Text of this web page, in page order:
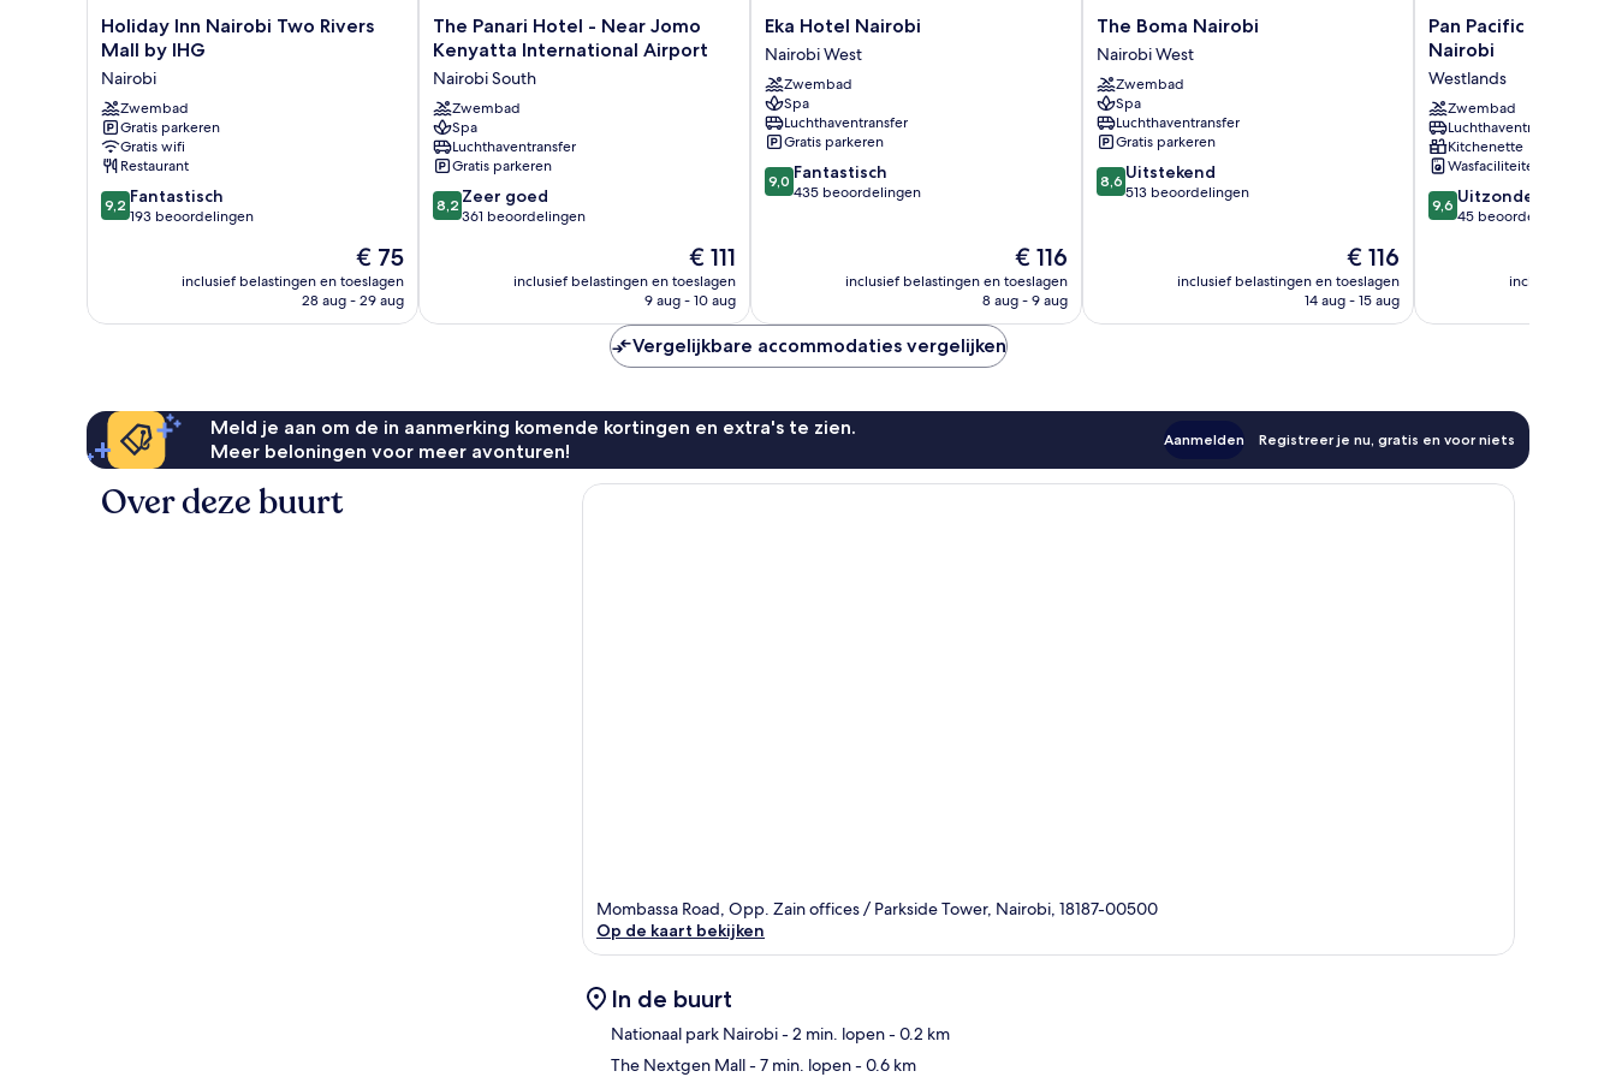
Holiday
Inn
Two
Rivers
Mall
by
IHG
Nairobi
Holiday Inn Nairobi Two Rivers
Mall by IHG
Nairobi
Zwembad
Gratis parkeren
Gratis wifi
Restaurant
9.2
van
9,2 Fantastisch
193 beoordelingen
De
prijs
is
€ 75
inclusief belastingen en toeslagen
28 aug - 29 aug
The
Panari
Hotel
-
Near
Jomo
Kenyatta
International
Airport
Nairobi
The Panari Hotel - Near Jomo
Kenyatta International Airport
Nairobi South
Zwembad
Spa
Luchthaventransfer
Gratis parkeren
8.2
van
beoordelingen
8,2 Zeer goed
361 beoordelingen
De
prijs
is
€ 111
inclusief belastingen en toeslagen
9 aug - 10 aug
Eka
Hotel
Nairobi
Nairobi
West
Eka Hotel Nairobi
Nairobi West
Zwembad
Spa
Luchthaventransfer
Gratis parkeren
9.0
van
beoordelingen
9,0 Fantastisch
435 beoordelingen
De
prijs
is
€ 116
inclusief belastingen en toeslagen
8 aug - 9 aug
The
Boma
Nairobi
Nairobi
West
The Boma Nairobi
Nairobi West
Zwembad
Spa
Luchthaventransfer
Gratis parkeren
8.6
van
beoordelingen
8,6 Uitstekend
513 beoordelingen
De
prijs
is
€ 116
inclusief belastingen en toeslagen
14 aug - 15 aug
Pan
Pacific
Suites
Nairobi
Westlands
Pan Pacific Serviced
Nairobi
Westlands
Zwembad
Luchthaventransfer
Kitchenette
Wasfaciliteiten
9.6
van
9,6 Uitzonderlijk
45 beoordelingen
inclusief
Vergelijkbare accommodaties vergelijken
Meld je aan om de in aanmerking komende kortingen en extra's te zien.
Meer beloningen voor meer avonturen!
Aanmelden Registreer je nu, gratis en voor niets
Over deze buurt
Mombassa Road, Opp. Zain offices / Parkside Tower, Nairobi, 18187-00500
Op de kaart bekijken
In de buurt
Nationaal park Nairobi- 2 min. lopen- 0.2 km
The Nextgen Mall- 7 min. lopen- 0.6 km